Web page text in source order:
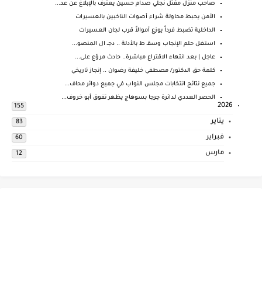
صاحب منزل مقتل نجلي صدام حسين يعترف بالإبلاغ عن عد...
الأمن يحبط محاولة شراء أصوات الناخبين بالعسيرات
الداخلية تضبط فرداً يوزع أموالاً قرب لجان العسيرات
استغل حلم الإنجاب وسقـ ط بالأدلة .. دجــ ال المنصو...
عاجل | بعد انتهاء الاقتراع مباشرة.. حادث مروّع على...
كلمة حق الدكتور/ مصطفي خليفة رضوان .. إنجاز تاريخي
جميع نتائج انتخابات مجلس النواب في جميع دوائر محاف...
الحصر العددي لدائرة جرجا بسوهاج يظهر تفوق أبو خروف...
2026
155
يناير 83
فبراير 60
مارس 12